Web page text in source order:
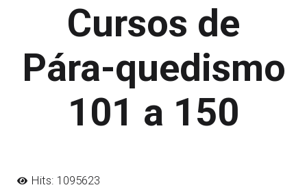
Cursos de
Pára-quedismo
101 a 150
Hits: 1095623